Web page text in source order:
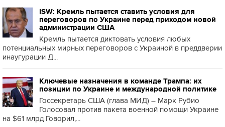
ISW: Кремль пытается ставить условия для
переговоров по Украине перед приходом новой
администрации США
Кремль пытается диктовать условия любых
потенциальных мирных переговоров с Украиной в преддверии
инаугурации Д...
Ключевые назначения в команде Трампа: их
позиции по Украине и международной политике
Госсекретарь США (глава МИД) – Марк Рубио
Голосовал против пакета военной помощи Украине
на $61 млрд Говорил,...